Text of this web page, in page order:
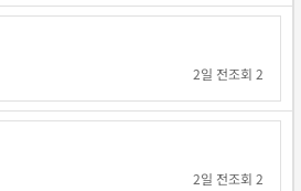
2일 전조회 2
2일 전조회 2